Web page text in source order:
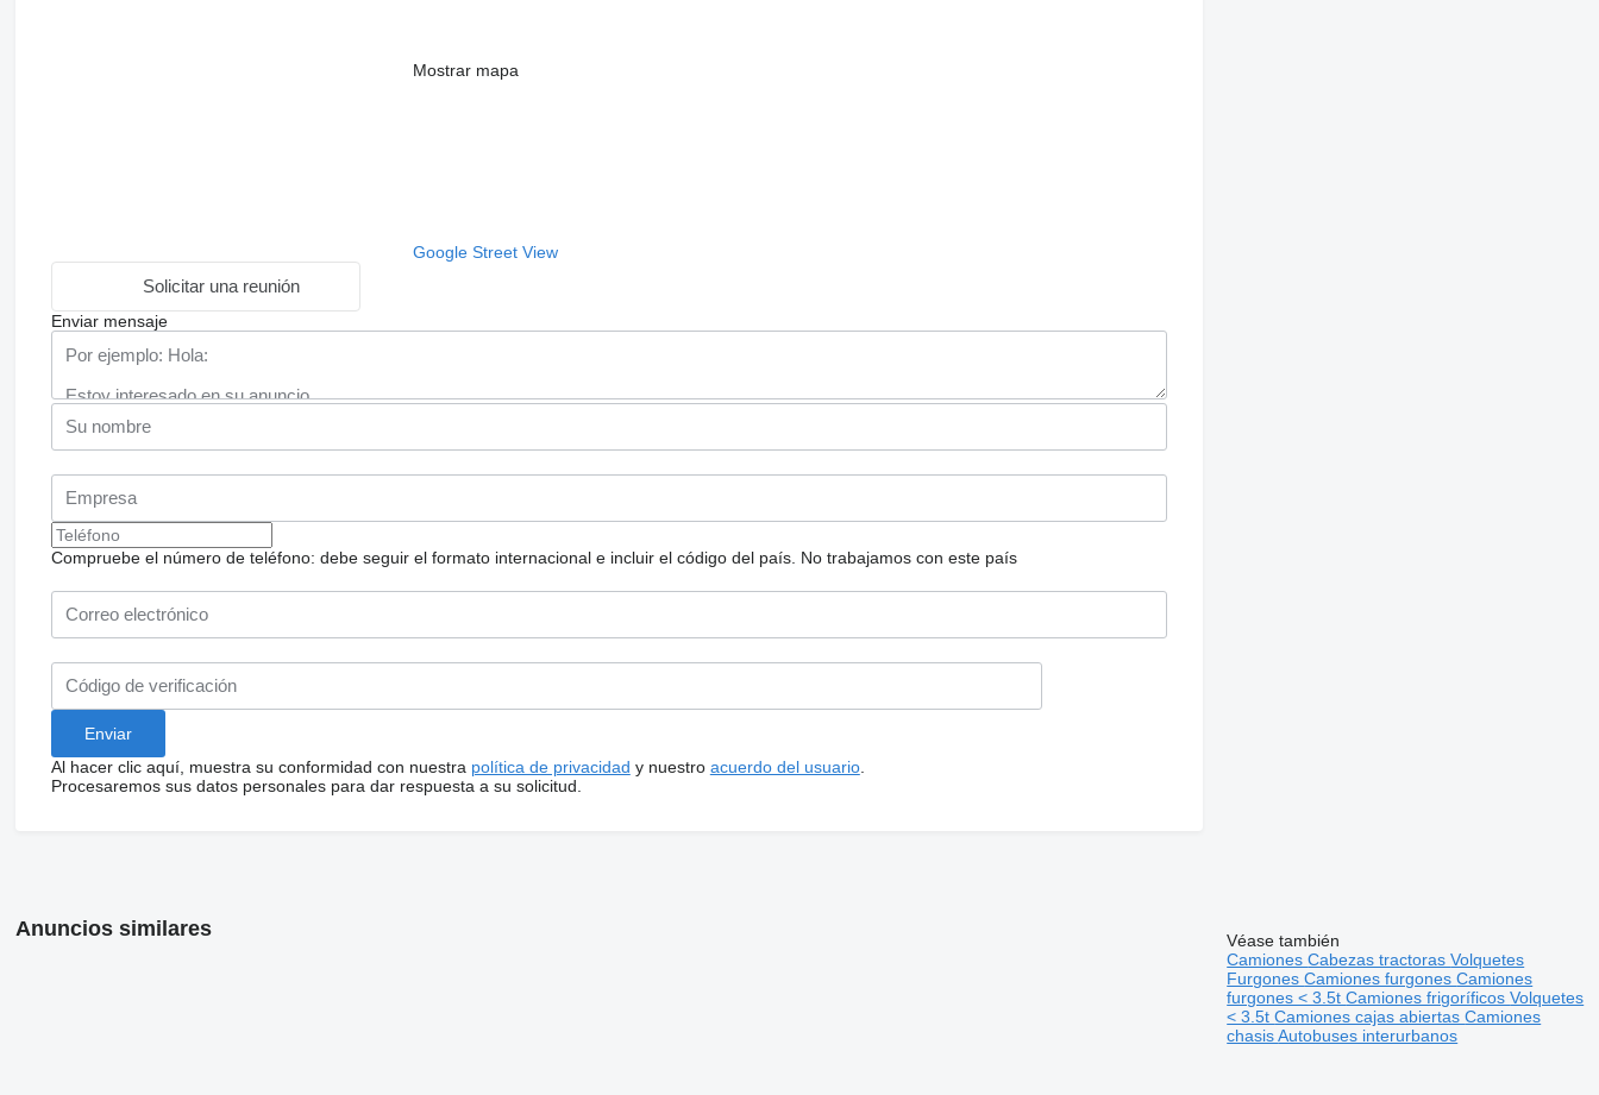
Mostrar mapa
Google Street View
Solicitar una reunión
Enviar mensaje
Compruebe el número de teléfono: debe seguir el formato internacional e incluir el código del país. No trabajamos con este país
Al hacer clic aquí, muestra su conformidad con nuestra política de privacidad y nuestro acuerdo del usuario.
Procesaremos sus datos personales para dar respuesta a su solicitud.
Anuncios similares
Véase también
CamionesCabezas tractorasVolquetes
FurgonesCamiones furgonesCamiones
furgones < 3.5tCamiones frigoríficosVolquetes
< 3.5tCamiones cajas abiertasCamiones
chasisAutobuses interurbanos